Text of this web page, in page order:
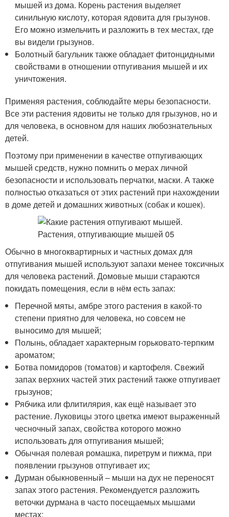
мышей из дома. Корень растения выделяет
синильную кислоту, которая ядовита для грызунов.
Его можно измельчить и разложить в тех местах, где
вы видели грызунов.
Болотный багульник также обладает фитонцидными
свойствами в отношении отпугивания мышей и их
уничтожения.
Применяя растения, соблюдайте меры безопасности.
Все эти растения ядовиты не только для грызунов, но и
для человека, в основном для наших любознательных
детей.
Поэтому при применении в качестве отпугивающих
мышей средств, нужно помнить о мерах личной
безопасности и использовать перчатки, маски. А также
полностью отказаться от этих растений при нахождении
в доме детей и домашних животных (собак и кошек).
Обычно в многоквартирных и частных домах для
отпугивания мышей используют запахи менее токсичных
для человека растений. Домовые мыши стараются
покидать помещения, если в нём есть запах:
Перечной мяты, амбре этого растения в какой-то
степени приятно для человека, но совсем не
выносимо для мышей;
Полынь, обладает характерным горьковато-терпким
ароматом;
Ботва помидоров (томатов) и картофеля. Свежий
запах верхних частей этих растений также отпугивает
грызунов;
Рябчика или флитилярия, как ещё называет это
растение. Луковицы этого цветка имеют выраженный
чесночный запах, свойства которого можно
использовать для отпугивания мышей;
Обычная полевая ромашка, пиретрум и пижма, при
появлении грызунов отпугивает их;
Дурман обыкновенный – мыши на дух не переносят
запах этого растения. Рекомендуется разложить
веточки дурмана в часто посещаемых мышами
местах;